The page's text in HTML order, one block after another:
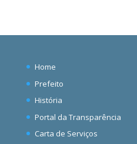
Home
Prefeito
História
Portal da Transparência
Carta de Serviços